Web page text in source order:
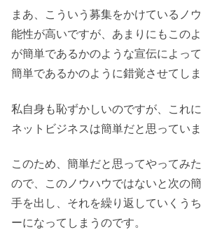
まあ、こういう募集をかけているノ
能性が高いですが、あまりにもこの
が簡単であるかのような宣伝によっ
簡単であるかのように錯覚させてし
私自身も恥ずかしいのですが、これ
ネットビジネスは簡単だと思っていま
このため、簡単だと思ってやってみ
ので、このノウハウではないと次の
手を出し、それを繰り返していくう
ーになってしまうのです。